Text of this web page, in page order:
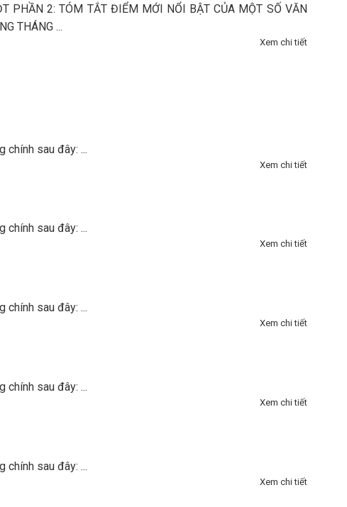
PHẦN 2: TÓM TẮT ĐIỂM MỚI NỔI BẬT CỦA MỘT SỐ VĂN
THÁNG ...
Xem chi tiết
chính sau đây: ...
Xem chi tiết
chính sau đây: ...
Xem chi tiết
chính sau đây: ...
Xem chi tiết
chính sau đây: ...
Xem chi tiết
chính sau đây: ...
Xem chi tiết